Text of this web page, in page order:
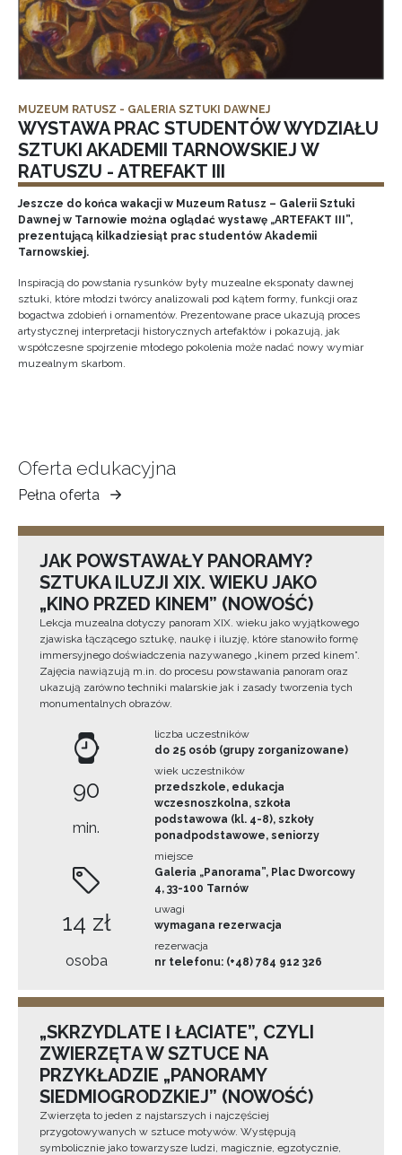
MUZEUM RATUSZ - GALERIA SZTUKI DAWNEJ
WYSTAWA PRAC STUDENTÓW WYDZIAŁU
SZTUKI AKADEMII TARNOWSKIEJ W
RATUSZU - ATREFAKT III
Jeszcze do końca wakacji w Muzeum Ratusz – Galerii Sztuki
Dawnej w Tarnowie można oglądać wystawę „ARTEFAKT III”,
prezentującą kilkadziesiąt prac studentów Akademii
Tarnowskiej.
Inspiracją do powstania rysunków były muzealne eksponaty dawnej
sztuki, które młodzi twórcy analizowali pod kątem formy, funkcji oraz
bogactwa zdobień i ornamentów. Prezentowane prace ukazują proces
artystycznej interpretacji historycznych artefaktów i pokazują, jak
współczesne spojrzenie młodego pokolenia może nadać nowy wymiar
muzealnym skarbom.
Oferta edukacyjna
Pełna oferta
Muzeum
Ziemi
JAK POWSTAWAŁY PANORAMY?
SZTUKA ILUZJI XIX. WIEKU JAKO
„KINO PRZED KINEM” (NOWOŚĆ)
Lekcja muzealna dotyczy panoram XIX. wieku jako wyjątkowego
zjawiska łączącego sztukę, naukę i iluzję, które stanowiło formę
immersyjnego doświadczenia nazywanego „kinem przed kinem”.
Zajęcia nawiązują m.in. do procesu powstawania panoram oraz
ukazują zarówno techniki malarskie jak i zasady tworzenia tych
monumentalnych obrazów.
90
min.
14 zł
osoba
liczba uczestników
do 25 osób (grupy zorganizowane)
wiek uczestników
przedszkole, edukacja
wczesnoszkolna, szkoła
podstawowa (kl. 4-8), szkoły
ponadpodstawowe, seniorzy
miejsce
Galeria „Panorama”, Plac Dworcowy
4, 33-100 Tarnów
uwagi
wymagana rezerwacja
rezerwacja
nr telefonu: (+48) 784 912 326
„SKRZYDLATE I ŁACIATE”, CZYLI
ZWIERZĘTA W SZTUCE NA
PRZYKŁADZIE „PANORAMY
SIEDMIOGRODZKIEJ” (NOWOŚĆ)
Zwierzęta to jeden z najstarszych i najczęściej
przygotowywanych w sztuce motywów. Występują
symbolicznie jako towarzysze ludzi, magicznie, egzotycznie,